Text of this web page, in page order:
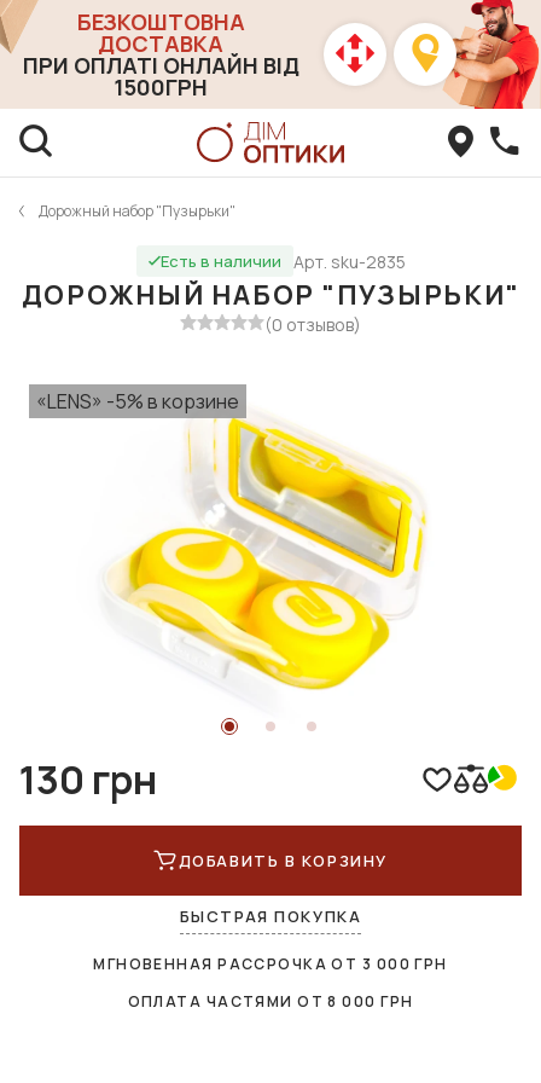
БЕЗКОШТОВНА
ДОСТАВКА
ПРИ ОПЛАТІ ОНЛАЙН ВІД
1500ГРН
Дорожный набор "Пузырьки"
Есть в наличии Арт. sku-2835
ДОРОЖНЫЙ НАБОР "ПУЗЫРЬКИ"
(0 отзывов)
«LENS» -5% в корзине
130 грн
ДОБАВИТЬ В КОРЗИНУ
БЫСТРАЯ ПОКУПКА
МГНОВЕННАЯ РАССРОЧКА ОТ 3 000 ГРН
ОПЛАТА ЧАСТЯМИ ОТ8 000 ГРН